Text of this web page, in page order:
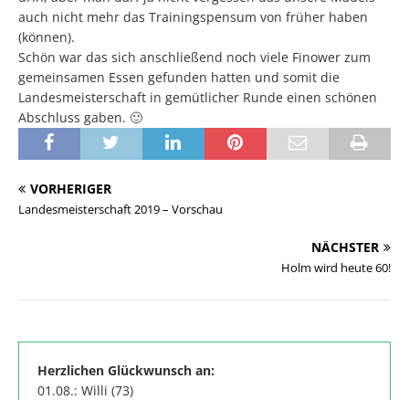
auch nicht mehr das Trainingspensum von früher haben
(können).
Schön war das sich anschließend noch viele Finower zum
gemeinsamen Essen gefunden hatten und somit die
Landesmeisterschaft in gemütlicher Runde einen schönen
Abschluss gaben. 🙂
VORHERIGER
Landesmeisterschaft 2019 – Vorschau
NÄCHSTER
Holm wird heute 60!
Herzlichen Glückwunsch an:
01.08.: Willi (73)